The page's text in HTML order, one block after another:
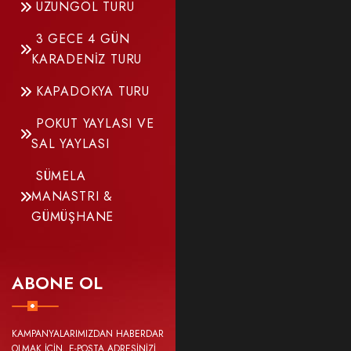
UZUNGÖL TURU
3 GECE 4 GÜN
KARADENİZ TURU
KAPADOKYA TURU
POKUT YAYLASI VE
SAL YAYLASI
SÜMELA
MANASTRI &
GÜMÜŞHANE
ABONE OL
KAMPANYALARIMIZDAN HABERDAR